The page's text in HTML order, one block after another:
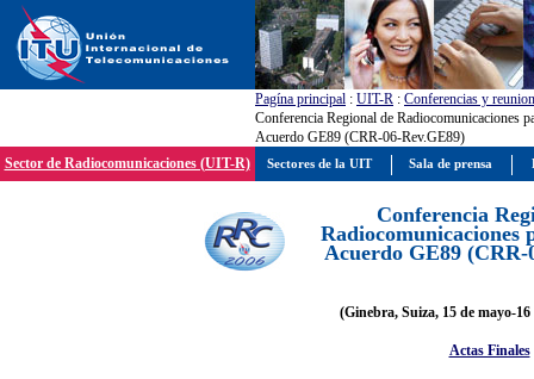
Pagína principal : UIT-R : Conferencias y
Conferencia Regional de Radiocomunicaciones
Acuerdo GE89 (CRR-06-Rev.GE89)
Sector de Radiocomunicaciones (UIT-R)
Conferencia
Radiocomunicaciones
Acuerdo GE89 (CRR-
(Ginebra, Suiza, 15 de mayo-
Actas Finales
Sectores de la UIT Sala de prensa